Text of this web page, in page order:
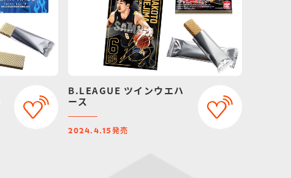
B.LEAGUE ツインウエハ
ース
2024.4.15 発売